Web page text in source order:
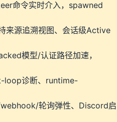
命令实时介入，spawned
来源追溯视图、会话级Active
模型/认证路径加速，
loop诊断、runtime-
轮询弹性、Discord启